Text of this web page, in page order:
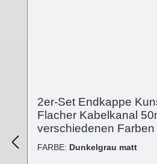
Oberflächen- Abdeckung:
Abdeckkappen
2er-Set Endkappe
Flacher Kabelkanal
verschiedenen Farben
FARBE: Dunkelgrau matt